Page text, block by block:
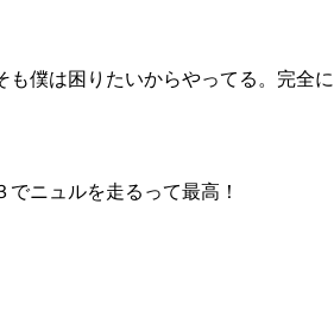
僕は困りたいからやってる。完全に
ニュルを走るって最高！